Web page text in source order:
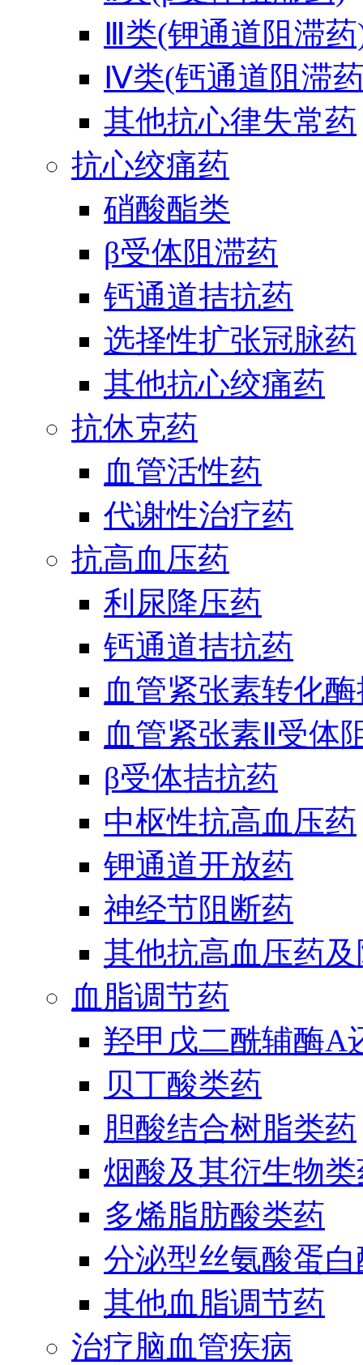
Ⅲ类(钾通道阻滞
Ⅳ类(钙通道阻滞
其他抗心律失常药
抗心绞痛药
硝酸酯类
β受体阻滞药
钙通道拮抗药
选择性扩张冠脉药
其他抗心绞痛药
抗休克药
血管活性药
代谢性治疗药
抗高血压药
利尿降压药
钙通道拮抗药
血管紧张素转化
血管紧张素Ⅱ受体
β受体拮抗药
中枢性抗高血压药
钾通道开放药
神经节阻断药
其他抗高血压药
血脂调节药
羟甲戊二酰辅酶A
贝丁酸类药
胆酸结合树脂类药
烟酸及其衍生物
多烯脂肪酸类药
分泌型丝氨酸蛋
其他血脂调节药
治疗脑血管疾病